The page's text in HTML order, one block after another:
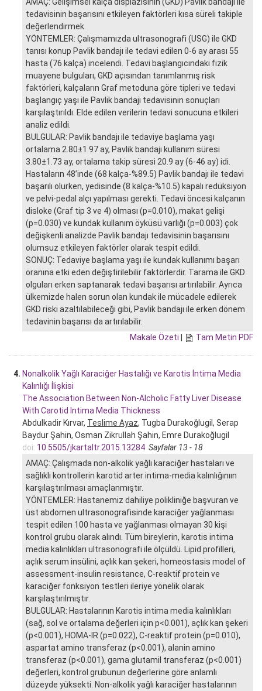
tedavisinin başarısını etkileyen faktörleri kısa süreli takiple
değerlendirmek.
YÖNTEMLER: Çalışmamızda ultrasonografi (USG) ile GKD
tanısı konup Pavlik bandajı ile tedavi edilen 0-6 ay arası 55
hasta (76 kalça) incelendi. Tedavi başlangıcındaki fizik
muayene bulguları, GKD açısından tanımlanmış risk
faktörleri, kalçaların Graf metoduna göre tipleri ve tedavi
başlangıç yaşı ile Pavlik bandajı tedavisinin sonuçları
karşılaştırıldı. Elde edilen verilerin tedavi sonucuna etkileri
analiz edildi.
BULGULAR: Pavlik bandajı ile tedaviye başlama yaşı
ortalama 2.80±1.97 ay, Pavlik bandajı kullanım süresi
3.80±1.73 ay, ortalama takip süresi 20.9 ay (6-46 ay) idi.
Hastaların 48’inde (68 kalça-%89.5) Pavlik bandajı ile tedavi
başarılı olurken, yedisinde (8 kalça-%10.5) kapalı redüksiyon
ve pelvi-pedal alçı yapılması gerekti. Tedavi öncesi kalçanın
disloke (Graf tip 3 ve 4) olması (p=0.010), makat gelişi
(p=0.030) ve kundak kullanım öyküsü varlığı (p=0.003) çok
değişkenli analizde Pavlik bandajı tedavisinin başarısını
olumsuz etkileyen faktörler olarak tespit edildi.
SONUÇ: Tedaviye başlama yaşı ile kundak kullanımı başarı
oranına etki eden değiştirilebilir faktörlerdir. Tarama ile GKD
olguları erken saptanarak tedavi başarısı artırılabilir. Ayrıca
ülkemizde halen sorun olan kundak ile mücadele edilerek
GKD riski azaltılabileceği gibi, Pavlik bandajı ile erken dönem
tedavinin başarısı da artırılabilir.
Makale Özeti | Tam Metin PDF
4. Nonalkolik Yağlı Karaciğer Hastalığı ve Karotis İntima Media
Kalınlığı İlişkisi
The Association Between Non-Alcholic Fatty Liver Disease
With Carotid Intima Media Thickness
Abdulkadir Kırvar, Teslime Ayaz, Tugba Durakoğlugil, Serap
Baydur Şahin, Osman Zikrullah Şahin, Emre Durakoğlugil
doi: 10.5505/jkartaltr.2015.13284 Sayfalar 13 - 18
AMAÇ: Çalışmada non-alkolik yağlı karaciğer hastaları ve
sağlıklı kontrollerin karotid arter intima-media kalınlığınıın
karşılaştırılması amaçlanmıştır.
YÖNTEMLER: Hastanemiz dahiliye polikliniğe başvuran ve
üst abdomen ultrasonografisinde karaciğer yağlanması
tespit edilen 100 hasta ve yağlanması olmayan 30 kişi
kontrol grubu olarak alındı. Tüm bireylerin, karotis intima
media kalınlıkları ultrasonografi ile ölçüldü. Lipid profilleri,
açlık serum insülini, açlık kan şekeri, homeostasis model of
assessment-insulin resistance, C-reaktif protein ve
karaciğer fonksiyon testleri ileriye yönelik olarak
karşılaştırılmıştır.
BULGULAR: Hastalarının Karotis intima media kalınlıkları
(sağ, sol ve ortalama değerleri için p<0.001), açlık kan şekeri
(p<0.001), HOMA-IR (p=0.022), C-reaktif protein (p=0.010),
aspartat amino transferaz (p<0.001), alanin amino
transferaz (p<0.001), gama glutamil transferaz (p<0.001)
değerleri, kontrol grubunun değerlerine göre anlamlı
düzeyde yüksekti. Non-alkolik yağlı karaciğer hastalarının